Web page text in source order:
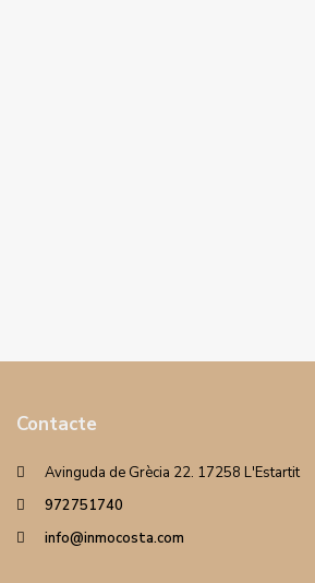
Contacte
Avinguda de Grècia 22. 17258 L'Estartit
972751740
info@inmocosta.com